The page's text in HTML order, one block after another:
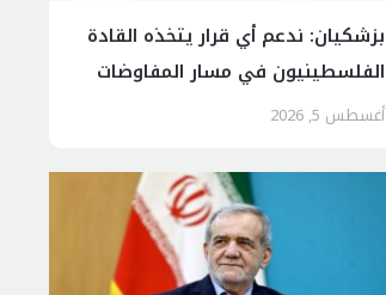
بزشكيان: ندعم أي قرار يتخذه القادة
الفلسطينيون في مسار المفاوضات
أغسطس 5, 2026